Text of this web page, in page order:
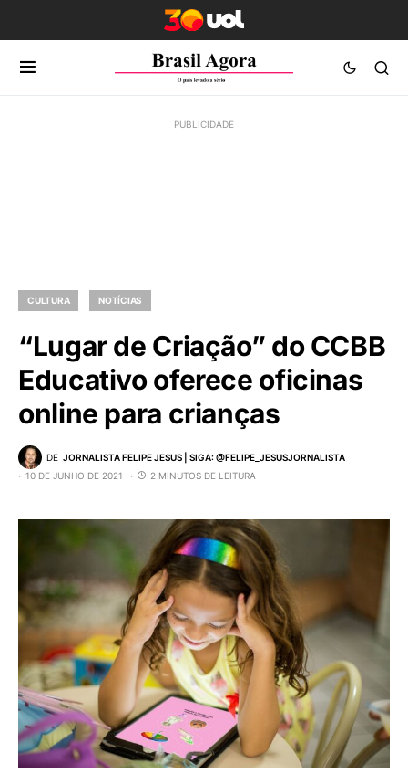
CULTURA NOTÍCIAS
“Lugar de Criação” do CCBB
Educativo oferece oficinas
online para crianças
DE JORNALISTA FELIPE JESUS | SIGA: @FELIPE_JESUSJORNALISTA
10 DE JUNHO DE 2021
2 MINUTOS DE LEITURA